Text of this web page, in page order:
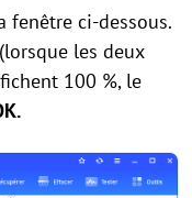
fenêtre ci-dessous.
les deux
100 %, le